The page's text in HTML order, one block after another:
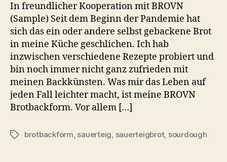
In freundlicher Kooperation mit BROVN
(Sample) Seit dem Beginn der Pandemie hat
sich das ein oder andere selbst gebackene Brot
in meine Küche geschlichen. Ich hab
inzwischen verschiedene Rezepte probiert und
bin noch immer nicht ganz zufrieden mit
meinen Backkünsten. Was mir das Leben auf
jeden Fall leichter macht, ist meine BROVN
Brotbackform. Vor allem […]
Schlagwörter
brotbackform, sauerteig, sauerteigbrot, sourdough